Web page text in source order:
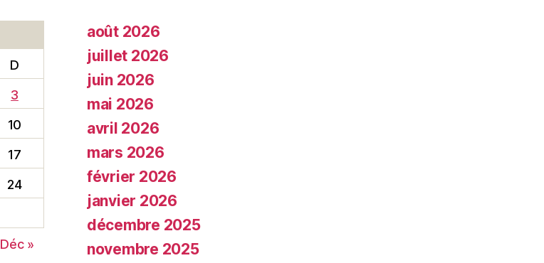
D
3
10
17
24
Déc »
août 2026
juillet 2026
juin 2026
mai 2026
avril 2026
mars 2026
février 2026
janvier 2026
décembre 2025
novembre 2025